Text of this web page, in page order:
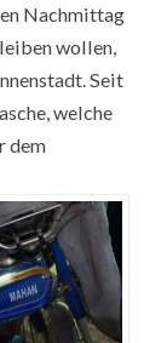
Nachmittag
wollen,
Seit
welche
dem